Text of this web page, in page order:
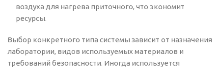
воздуха для нагрева приточного, что экономит
ресурсы.
Выбор конкретного типа системы зависит от назначения
лаборатории, видов используемых материалов и
требований безопасности. Иногда используется